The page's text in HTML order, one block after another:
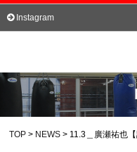
Instagram
TOP > NEWS > 11.3＿廣瀬祐也【